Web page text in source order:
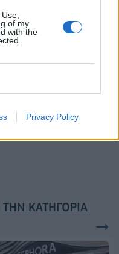
of my
with the
Privacy Policy
τους μέχρι το
διεθνή σειρά δεικτών
ΚΑΤΗΓΟΡΊΑ